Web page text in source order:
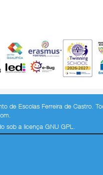
de Escolas Ferreira de Castro.
sob a licença GNU GPL.